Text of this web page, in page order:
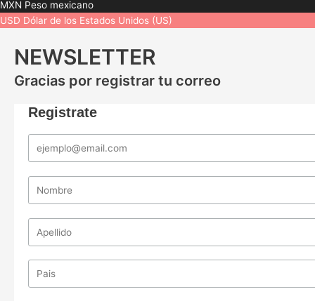
MXN Peso mexicano
USD Dólar de los Estados Unidos (US)
NEWSLETTER
Gracias por registrar tu correo
Registrate